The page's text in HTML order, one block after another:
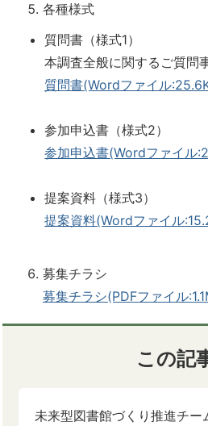
各種様式
質問書（様式1）
本調査全般に関するご質問
質問書(Wordファイル
参加申込書（様式2）
参加申込書(Wordファイル
提案資料（様式3）
提案資料(Wordファイル
募集チラシ
募集チラシ(PDFファイル
この記
未来型図書館づくり推進チー